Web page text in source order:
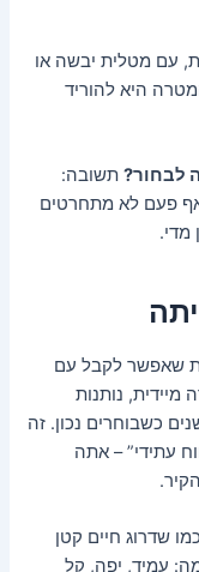
עם מטלית יבשה או
היא להוריד
לבחור? תשובה:
פעם לא מתחרטים
מדי.
שאפשר לקבל עם
נותנות
כשבוחרים נכון. זה
עתידי” – אתה
שדרוג חיים קטן
עמיד, יפה, קל